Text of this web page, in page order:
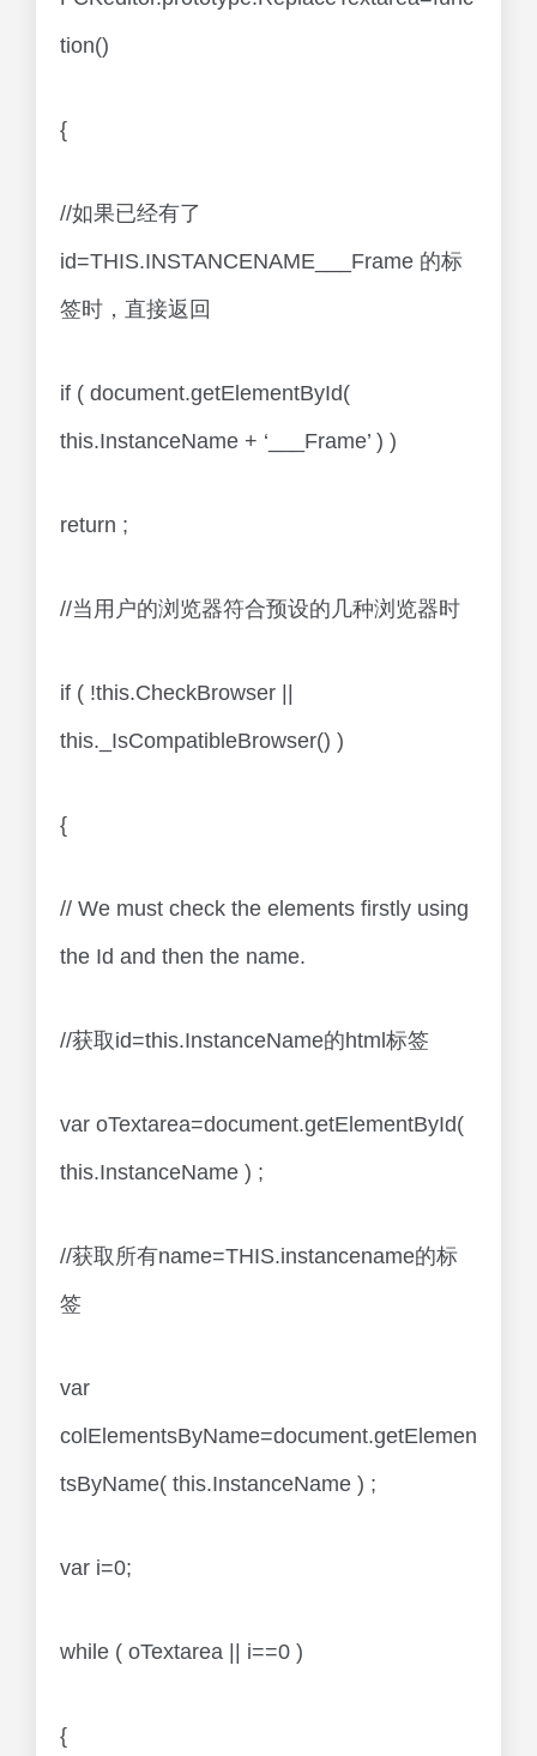
tion()
{
//如果已经有了
id=THIS.INSTANCENAME___Frame 的标
签时，直接返回
if ( document.getElementById(
this.InstanceName + ‘___Frame’ ) )
return ;
//当用户的浏览器符合预设的几种浏览器时
if ( !this.CheckBrowser ||
this._IsCompatibleBrowser() )
{
// We must check the elements firstly using
the Id and then the name.
//获取id=this.InstanceName的html标签
var oTextarea=document.getElementById(
this.InstanceName ) ;
//获取所有name=THIS.instancename的标
签
var
colElementsByName=document.getElemen
tsByName( this.InstanceName ) ;
var i=0;
while ( oTextarea || i==0 )
{